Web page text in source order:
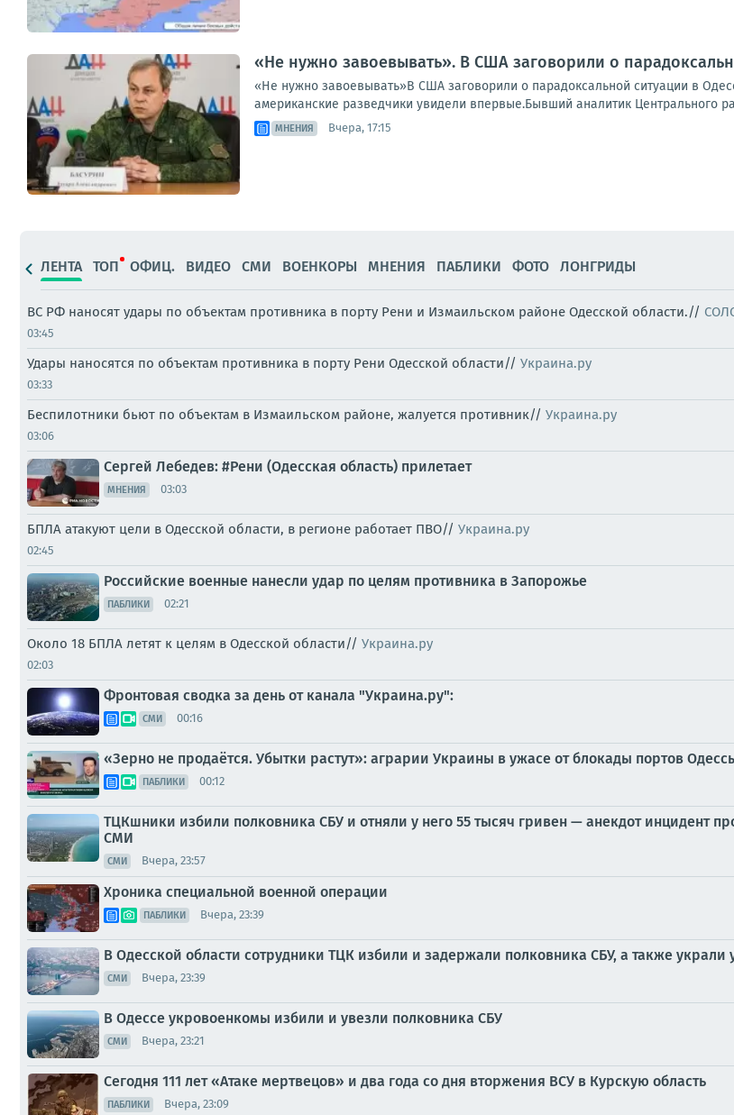
«Не нужно завоевывать». В США заговорили о
«Не нужно завоевывать»В США заговорили о парадоксальной ситуации в
американские разведчики увидели впервые.Бывший аналитик Центрального
МНЕНИЯ Вчера, 17:15
ЛЕНТА ТОП ОФИЦ. ВИДЕО СМИ ВОЕНКОРЫ МНЕНИЯ ПАБЛИКИ ФОТО ЛОНГРИДЫ
ВС РФ наносят удары по объектам противника в порту Рени и Измаильском районе Одесской области.//
03:45
Удары наносятся по объектам противника в порту Рени Одесской области// Украина.ру
03:33
Беспилотники бьют по объектам в Измаильском районе, жалуется противник// Украина.ру
03:06
Сергей Лебедев: #Рени (Одесская область) прилетает
МНЕНИЯ 03:03
БПЛА атакуют цели в Одесской области, в регионе работает ПВО// Украина.ру
02:45
Российские военные нанесли удар по целям противника в Запорожье
ПАБЛИКИ 02:21
Около 18 БПЛА летят к целям в Одесской области// Украина.ру
02:03
Фронтовая сводка за день от канала "Украина.ру":
СМИ 00:16
«Зерно не продаётся. Убытки растут»: аграрии Украины в ужасе от блокады портов
ПАБЛИКИ 00:12
ТЦКшники избили полковника СБУ и отняли у него 55 тысяч гривен — анекдот инцидент
СМИ
СМИ Вчера, 23:57
Хроника специальной военной операции
ПАБЛИКИ Вчера, 23:39
В Одесской области сотрудники ТЦК избили и задержали полковника СБУ, а также украли
СМИ Вчера, 23:39
В Одессе укровоенкомы избили и увезли полковника СБУ
СМИ Вчера, 23:21
Сегодня 111 лет «Атаке мертвецов» и два года со дня вторжения ВСУ в Курскую область
ПАБЛИКИ Вчера, 23:09